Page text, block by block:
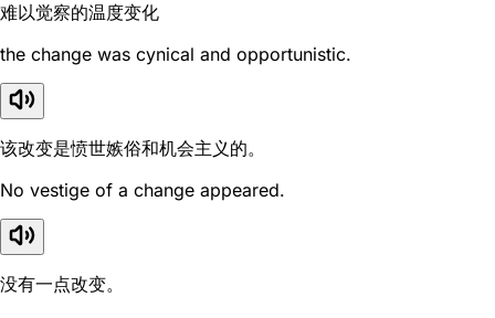
难以觉察的温度变化
the change was cynical and opportunistic.
该改变是愤世嫉俗和机会主义的。
No vestige of a change appeared.
没有一点改变。